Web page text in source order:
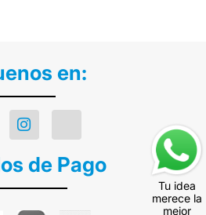
en:
de Pago
Tu idea
merece la
mejor